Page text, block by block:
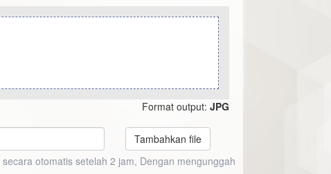
Format output: JPG
Tambahkan file
otomatis setelah 2 jam, Dengan mengunggah